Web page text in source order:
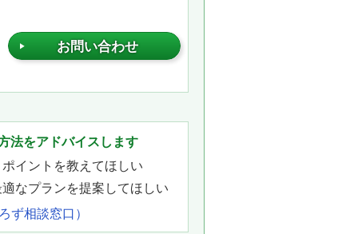
お問い合わせ
法をアドバイスします
イントを教えてほしい
なプランを提案してほしい
ず相談窓口）